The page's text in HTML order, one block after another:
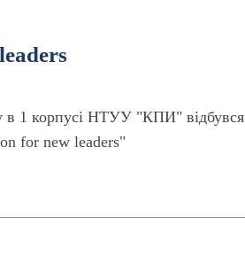
в 1 корпусі НТУУ "КПИ" відбувся
for new leaders"